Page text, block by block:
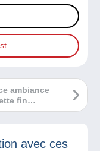
ambiance
fin
!
avec ces